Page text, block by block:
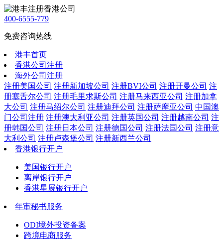
400-6555-779
免费咨询热线
港丰首页
香港公司注册
海外公司注册
注册美国公司 注册新加坡公司 注册BVI公司 注册开曼公司 注
册塞舌尔公司 注册毛里求斯公司 注册马来西亚公司 注册加拿
大公司 注册马绍尔公司 注册迪拜公司 注册萨摩亚公司 中国澳
门公司注册 注册澳大利亚公司 注册英国公司 注册越南公司 注
册韩国公司 注册日本公司 注册德国公司 注册法国公司 注册意
大利公司 注册卢森堡公司 注册新西兰公司
香港银行开户
美国银行开户
离岸银行开户
香港星展银行开户
年审秘书服务
ODI境外投资备案
跨境电商服务